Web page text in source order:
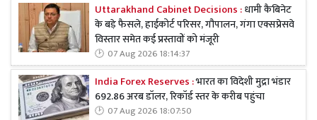
Uttarakhand Cabinet Decisions :धामी कैबिनेट
के बड़े फैसले, हाईकोर्ट परिसर, गौपालन, गंगा एक्सप्रेसवे
विस्तार समेत कई प्रस्तावों को मंजूरी
07 Aug 2026 18:14:37
India Forex Reserves :भारत का विदेशी मुद्रा भंडार
692.86 अरब डॉलर, रिकॉर्ड स्तर के करीब पहुंचा
07 Aug 2026 18:07:50